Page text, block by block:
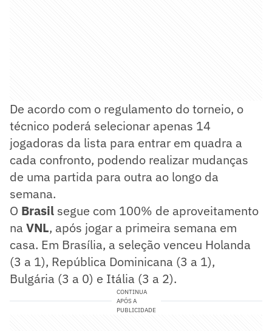
De acordo com o regulamento do torneio, o
técnico poderá selecionar apenas 14
jogadoras da lista para entrar em quadra a
cada confronto, podendo realizar mudanças
de uma partida para outra ao longo da
semana.
O Brasil segue com 100% de aproveitamento
na VNL, após jogar a primeira semana em
casa. Em Brasília, a seleção venceu Holanda
(3 a 1), República Dominicana (3 a 1),
Bulgária (3 a 0) e Itália (3 a 2).
CONTINUA
APÓS A
PUBLICIDADE